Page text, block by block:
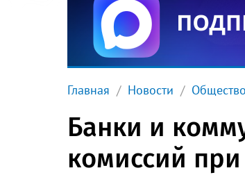
Главная Новости Общество
Банки и
комиссий